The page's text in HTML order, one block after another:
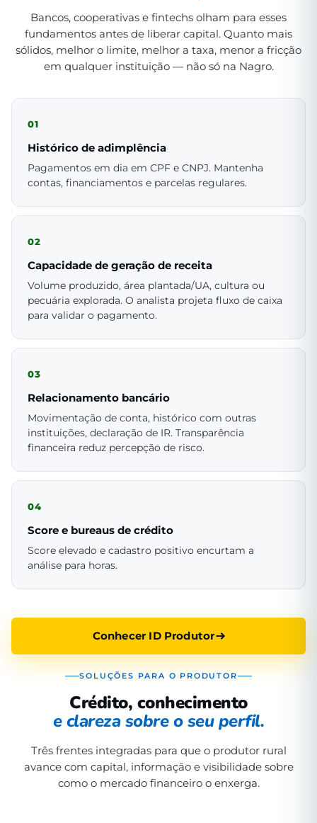
Bancos, cooperativas e fintechs olham para esses
fundamentos antes de liberar capital. Quanto mais
sólidos, melhor o limite, melhor a taxa, menor a fricção
em qualquer instituição — não só na Nagro.
01
Histórico de adimplência
Pagamentos em dia em CPF e CNPJ. Mantenha
contas, financiamentos e parcelas regulares.
02
Capacidade de geração de receita
Volume produzido, área plantada/UA, cultura ou
pecuária explorada. O analista projeta fluxo de caixa
para validar o pagamento.
03
Relacionamento bancário
Movimentação de conta, histórico com outras
instituições, declaração de IR. Transparência
financeira reduz percepção de risco.
04
Score e bureaus de crédito
Score elevado e cadastro positivo encurtam a
análise para horas.
Conhecer ID Produtor
SOLUÇÕES PARA O PRODUTOR
Crédito, conhecimento
e clareza sobre o seu perfil.
Três frentes integradas para que o produtor rural
avance com capital, informação e visibilidade sobre
como o mercado financeiro o enxerga.